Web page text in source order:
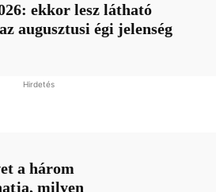
ekkor lesz látható
augusztusi égi jelenség
Hirdetés
a három
milyen